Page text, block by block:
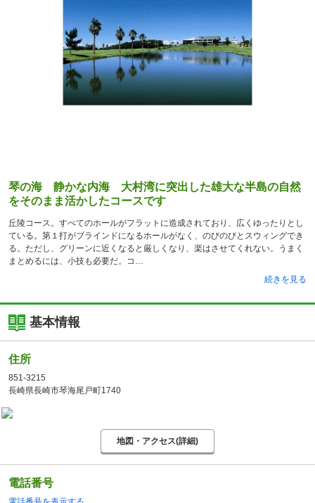
琴の海 静かな内海 大村湾に突出した雄大な半島の自然
をそのまま活かしたコースです
丘陵コース。すべてのホールがフラットに造成されており、広くゆったりとし
ている。第１打がブラインドになるホールがなく、のびのびとスウィングでき
る。ただし、グリーンに近くなると厳しくなり、楽はさせてくれない。うまく
まとめるには、小技も必要だ。コ
続きを見る
基本情報
住所
851-3215
長崎県長崎市琴海尾戸町1740
地図・アクセス(詳細)
電話番号